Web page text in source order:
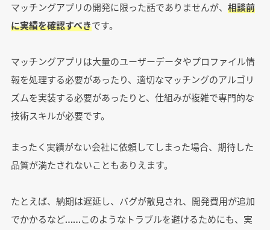
マッチングアプリの開発に限った話でありませんが、 相談前
に実績を確認すべきです。
マッチングアプリは大量のユーザーデータやプロファイル情
報を処理する必要があったり、適切なマッチングのアルゴリ
ズムを実装する必要があったりと、仕組みが複雑で専門的な
技術スキルが必要です。
まったく実績がない会社に依頼してしまった場合、期待した
品質が満たされないこともありえます。
たとえば、納期は遅延し、バグが散見され、開発費用が追加
でかかるなど……このようなトラブルを避けるためにも、実